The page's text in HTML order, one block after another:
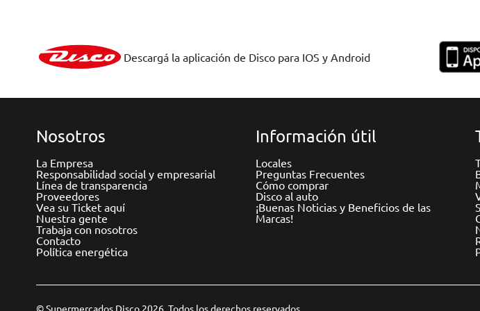
Descargá la aplicación de Disco para IOS y Android
Nosotros
La Empresa
Responsabilidad social y empresarial
Línea de transparencia
Proveedores
Vea su Ticket aquí
Nuestra gente
Trabaja con nosotros
Contacto
Política energética
Información útil
Locales
Preguntas Frecuentes
Cómo comprar
Disco al auto
¡Buenas Noticias y Beneficios de las
Marcas!
© Supermercados Disco 2026. Todos los derechos reservados